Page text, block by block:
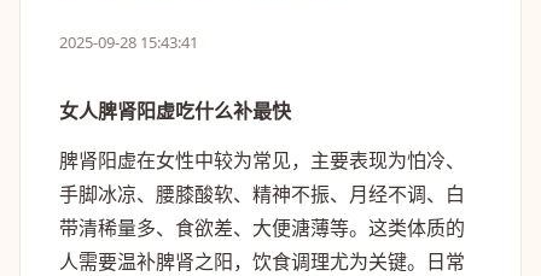
2025-09-28 15:43:41
女人脾肾阳虚吃什么补最快
脾肾阳虚在女性中较为常见，主要表现为怕冷、
手脚冰凉、腰膝酸软、精神不振、月经不调、白
带清稀量多、食欲差、大便溏薄等。这类体质的
人需要温补脾肾之阳，饮食调理尤为关键。日常